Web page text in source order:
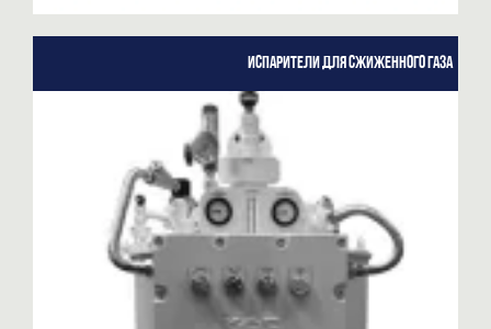
Испарители для сжиженного газа